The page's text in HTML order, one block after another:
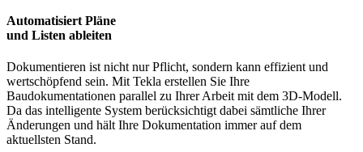
Automatisiert Pläne
und Listen ableiten
Dokumentieren ist nicht nur Pflicht, sondern kann effizient und
wertschöpfend sein. Mit Tekla erstellen Sie Ihre
Baudokumentationen parallel zu Ihrer Arbeit mit dem 3D-Modell.
Da das intelligente System berücksichtigt dabei sämtliche Ihrer
Änderungen und hält Ihre Dokumentation immer auf dem
aktuellsten Stand.